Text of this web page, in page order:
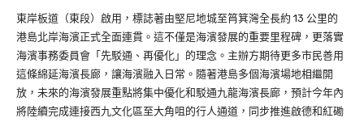
東岸板道（東段）啟用，標誌著由堅尼地城至筲箕灣全長約 13 公里的
港島北岸海濱正式全面連貫。這不僅是海濱發展的重要里程碑，更落實
海濱事務委員會「先駁通、再優化」的理念。主辦方期待更多市民善用
這條綿延海濱長廊，讓海濱融入日常。隨著港島多個海濱場地相繼開
放，未來的海濱發展重點將集中優化和駁通九龍海濱長廊，預計今年內
將陸續完成連接西九文化區至大角咀的行人通道，同步推進啟德和紅磡